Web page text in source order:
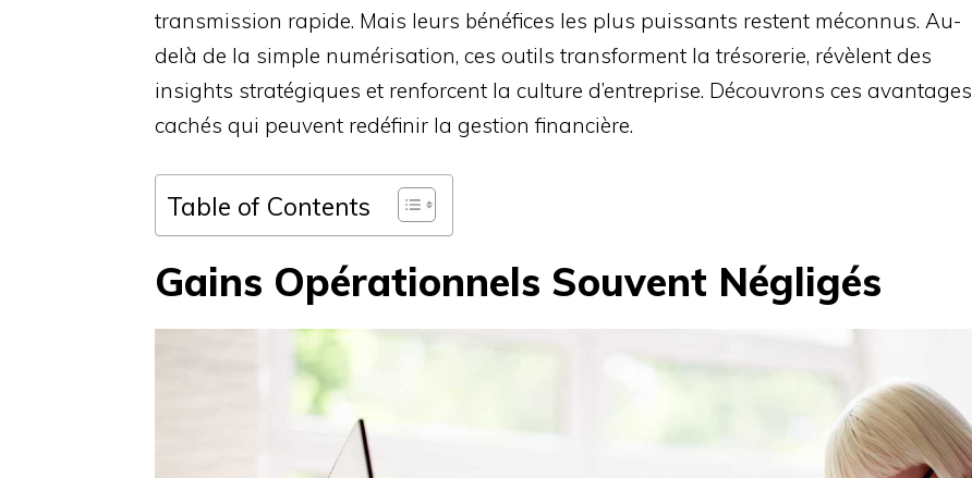
transmission rapide. Mais leurs bénéfices les plus puissants restent méconnus. Au-
delà de la simple numérisation, ces outils transforment la trésorerie, révèlent des
insights stratégiques et renforcent la culture d’entreprise. Découvrons ces avantages
cachés qui peuvent redéfinir la gestion financière.
Table of Contents
Gains Opérationnels Souvent Négligés